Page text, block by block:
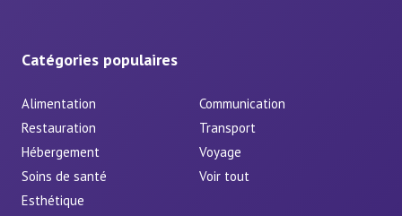
Catégories populaires
Alimentation
Communication
Restauration
Transport
Hébergement
Voyage
Soins de santé
Voir tout
Esthétique